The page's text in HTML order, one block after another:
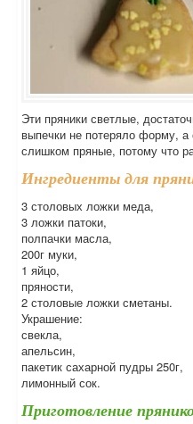
Эти пряники светлые,
выпечки не потеряло форму,
слишком пряные, потому что
Ингредиенты для
3 столовых ложки меда,
3 ложки патоки,
полпачки масла,
200г муки,
1 яйцо,
пряности,
2 столовые ложки сметаны.
Украшение:
свекла,
апельсин,
пакетик сахарной пудры 250г,
лимонный сок.
Приготовление